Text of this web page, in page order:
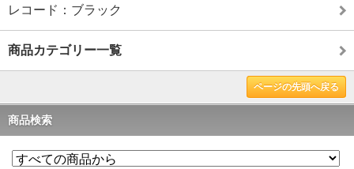
レコード：ブラック
商品カテゴリー一覧
ページの先頭へ戻る
商品検索